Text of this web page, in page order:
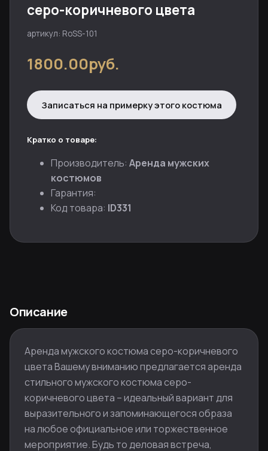
серо-коричневого цвета
артикул: RoSS-101
1800.00руб.
Записаться на примерку этого костюма
Кратко о товаре:
Производитель: Аренда мужских
костюмов
Гарантия:
Код товара: ID331
Описание
Аренда мужского костюма серо-коричневого
цвета Вашему вниманию предлагается аренда
стильного мужского костюма серо-
коричневого цвета – идеальный вариант для
выразительного и запоминающегося образа
на любое официальное или торжественное
мероприятие. Будь то деловая встреча,